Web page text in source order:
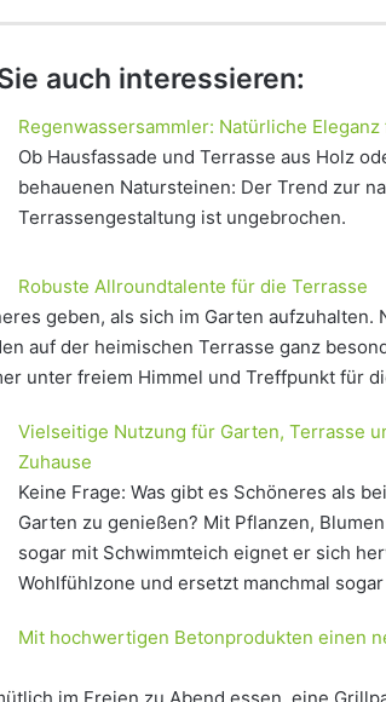
auch interessieren:
Regenwassersammler: Natürliche
Ob Hausfassade und Terrasse aus Holz
behauenen Natursteinen: Der Trend zur
Terrassengestaltung ist ungebrochen.
Robuste Allroundtalente für die Terrasse
geben, als sich im Garten aufzuhalten.
auf der heimischen Terrasse ganz
unter freiem Himmel und Treffpunkt für
Vielseitige Nutzung für Garten, Terrasse
Zuhause
Keine Frage: Was gibt es Schöneres als
Garten zu genießen? Mit Pflanzen,
sogar mit Schwimmteich eignet er sich
Wohlfühlzone und ersetzt manchmal
Mit hochwertigen Betonprodukten einen